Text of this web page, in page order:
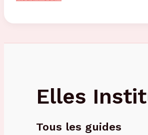
les
des
Elles
Tous les guides